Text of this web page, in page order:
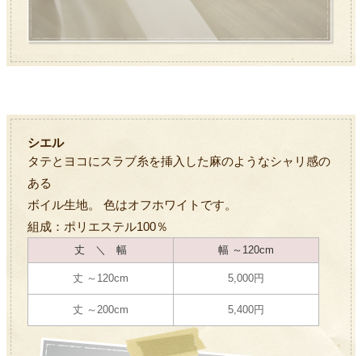
シエル
タテとヨコにスラブ糸を挿入した麻のようなシャリ感の
ある
ボイル生地。 色はオフホワイトです。
組成：ポリエステル100％
丈 ＼ 幅 幅 ～120cm
丈 ～120cm 5,000円
丈 ～200cm 5,400円